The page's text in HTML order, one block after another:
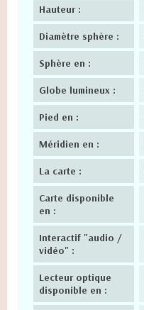
Hauteur :
Diamètre sphère :
Sphère en :
Globe lumineux :
Pied en :
Méridien en :
La carte :
Carte disponible
en :
Interactif "audio /
vidéo" :
Lecteur optique
disponible en :